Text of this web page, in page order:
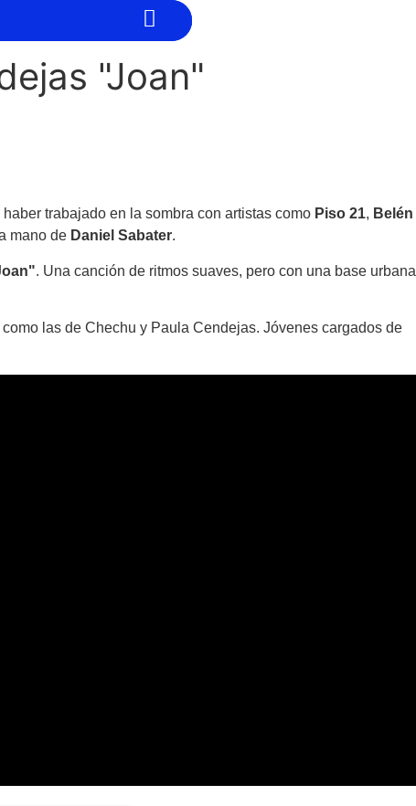
Mes
AYUDAR "Joan"
trabajado en la sombra con artistas como Piso 21, Belén
mano de Daniel Sabater.
. Una canción de ritmos suaves, pero con una base urbana
las de Chechu y Paula Cendejas. Jóvenes cargados de